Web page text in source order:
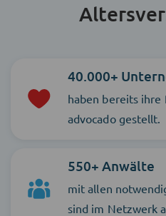
40.000+
haben bereits ihre
advocado gestellt.
550+ Anwälte
mit allen
sind im Netzwerk